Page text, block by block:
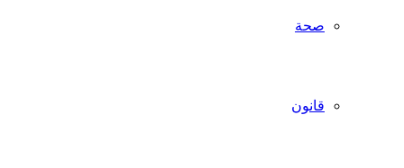
صحة
قانون